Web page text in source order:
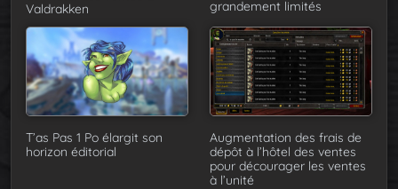
Valdrakken
grandement limités
T’as Pas 1 Po élargit son
horizon éditorial
Augmentation des frais de
dépôt à l’hôtel des ventes
pour décourager les ventes
à l’unité